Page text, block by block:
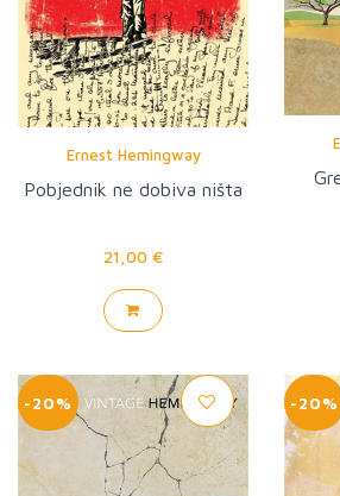
Ernest Hemingway
Pobjednik ne dobiva ništa
21,00 €
-20% -20%